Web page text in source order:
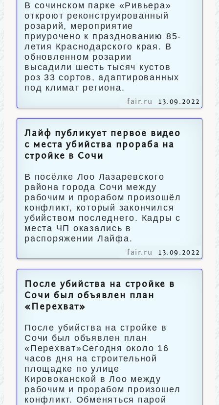
В сочинском парке «Ривьера»
откроют реконструированный
розарий, мероприятие
приурочено к празднованию 85-
летия Краснодарского края. В
обновленном розарии
высадили шесть тысяч кустов
роз 33 сортов, адаптированных
под климат региона.
fair.ru 13.09.2022
Лайф публикует первое видео
с места убийства прораба на
стройке в Сочи
В посёлке Лоо Лазаревского
района города Сочи между
рабочим и прорабом произошёл
конфликт, который закончился
убийством последнего. Кадры с
места ЧП оказались в
распоряжении Лайфа.
fair.ru 13.09.2022
После убийства на стройке в
Сочи был объявлен план
«Перехват»
После убийства на стройке в
Сочи был объявлен план
«Перехват»Сегодня около 16
часов дня на строительной
площадке по улице
Кировоканской в Лоо между
рабочим и прорабом произошел
конфликт. Обменяться парой